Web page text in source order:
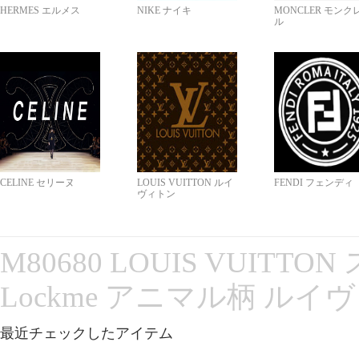
HERMES エルメス NIKE ナイキ
MONCLER モンク
ル
CELINE セリーヌ
LOUIS VUITTON ルイ
ヴィトン
FENDI フェンディ
M80680 LOUIS VUITTON
Lockme アニマル柄 ルイ
最近チェックしたアイテム